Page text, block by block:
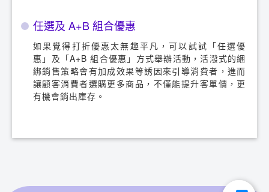
任選及 A+B 組合優惠
如果覺得打折優惠太無趣平凡，可以試試「任選優
惠」及「A+B 組合優惠」方式舉辦活動，活潑式的綑
綁銷售策略會有加成效果等誘因來引導消費者，進而
讓顧客消費者選購更多商品，不僅能提升客單價，更
有機會銷出庫存。